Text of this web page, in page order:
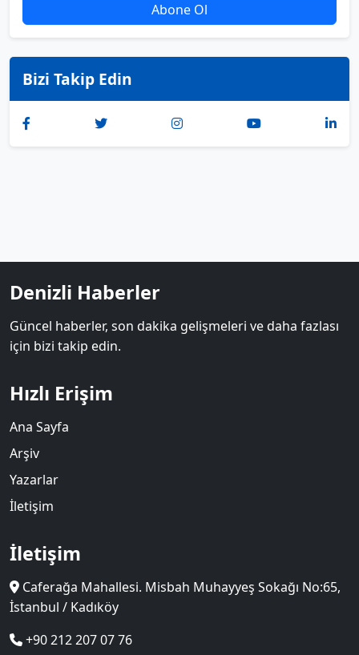
Abone Ol
Bizi Takip Edin
Denizli Haberler
Güncel haberler, son dakika gelişmeleri ve daha fazlası
için bizi takip edin.
Hızlı Erişim
Ana Sayfa
Arşiv
Yazarlar
İletişim
İletişim
Caferağa Mahallesi. Misbah Muhayyeş Sokağı No:65,
İstanbul / Kadıköy
+90 212 207 07 76